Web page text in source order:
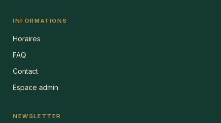
INFORMATIONS
Horaires
FAQ
Contact
Espace admin
NEWSLETTER